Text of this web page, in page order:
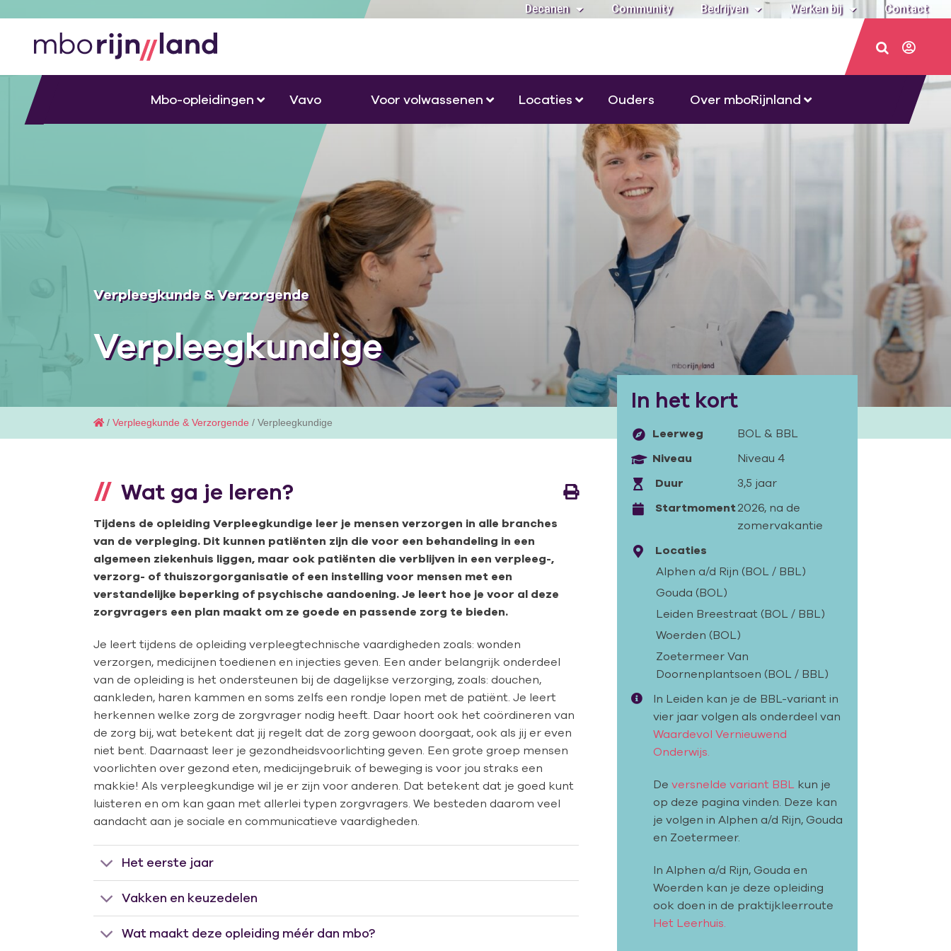
Decanen Community Bedrijven Werken bij Contact
Mbo-opleidingen Vavo Voor volwassenen Locaties Ouders Over mboRijnland
Verpleegkunde & Verzorgende
Verpleegkundige
/ Verpleegkunde & Verzorgende / Verpleegkundige
Wat ga je leren?
Tijdens de opleiding Verpleegkundige leer je mensen verzorgen in alle branches
van de verpleging. Dit kunnen patiënten zijn die voor een behandeling in een
algemeen ziekenhuis liggen, maar ook patiënten die verblijven in een verpleeg-,
verzorg- of thuiszorgorganisatie of een instelling voor mensen met een
verstandelijke beperking of psychische aandoening. Je leert hoe je voor al deze
zorgvragers een plan maakt om ze goede en passende zorg te bieden.
Je leert tijdens de opleiding verpleegtechnische vaardigheden zoals: wonden
verzorgen, medicijnen toedienen en injecties geven. Een ander belangrijk onderdeel
van de opleiding is het ondersteunen bij de dagelijkse verzorging, zoals: douchen,
aankleden, haren kammen en soms zelfs een rondje lopen met de patiënt. Je leert
herkennen welke zorg de zorgvrager nodig heeft. Daar hoort ook het coördineren van
de zorg bij, wat betekent dat jij regelt dat de zorg gewoon doorgaat, ook als jij er even
niet bent. Daarnaast leer je gezondheidsvoorlichting geven. Een grote groep mensen
voorlichten over gezond eten, medicijngebruik of beweging is voor jou straks een
makkie! Als verpleegkundige wil je er zijn voor anderen. Dat betekent dat je goed kunt
luisteren en om kan gaan met allerlei typen zorgvragers. We besteden daarom veel
aandacht aan je sociale en communicatieve vaardigheden.
Het eerste jaar
Vakken en keuzedelen
Wat maakt deze opleiding méér dan mbo?
In het kort
Leerweg BOL & BBL
Niveau
Niveau 4
Duur
3,5 jaar
Startmoment2026, na de
zomervakantie
Locaties
Alphen a/d Rijn (BOL / BBL)
Gouda (BOL)
Leiden Breestraat (BOL / BBL)
Woerden (BOL)
Zoetermeer Van
Doornenplantsoen (BOL / BBL)
In Leiden kan je de BBL-variant in
vier jaar volgen als onderdeel van
Waardevol Vernieuwend
Onderwijs.
De versnelde variant BBL
kun je
op deze pagina vinden. Deze kan
je volgen in Alphen a/d Rijn, Gouda
en Zoetermeer.
In Alphen a/d Rijn, Gouda en
Woerden kan je deze opleiding
ook doen in de praktijkleerroute
Het Leerhuis.